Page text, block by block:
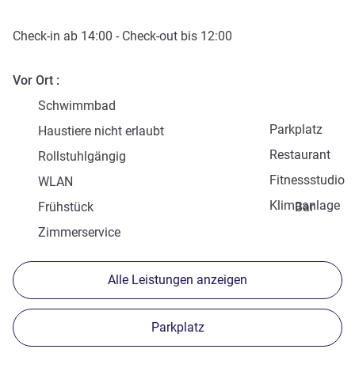
Check-in ab 14:00 - Check-out bis 12:00
Vor Ort
Schwimmbad
Parkplatz
Haustiere nicht erlaubt
Restaurant
Rollstuhlgängig
Fitnessstudio
WLAN
Klimaanlage
Frühstück
Bar
Zimmerservice
Alle Leistungen anzeigen
Parkplatz